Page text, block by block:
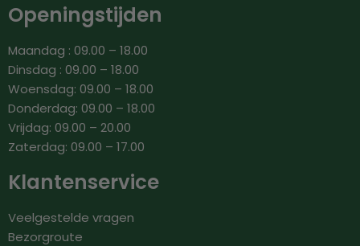
Openingstijden
Maandag : 09.00 – 18.00
Dinsdag : 09.00 – 18.00
Woensdag: 09.00 – 18.00
Donderdag: 09.00 – 18.00
Vrijdag: 09.00 – 20.00
Zaterdag: 09.00 – 17.00
Klantenservice
Veelgestelde vragen
Bezorgroute